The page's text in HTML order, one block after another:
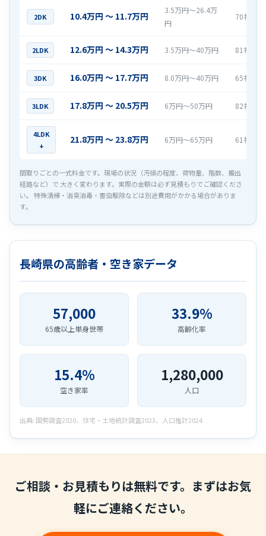
2DK 10.4万円 〜 11.7万円
3.5万円〜26.4万
円
70社
2LDK 12.6万円 〜 14.3万円 3.5万円〜40万円 81社
3DK 16.0万円 〜 17.7万円 8.0万円〜40万円 65社
3LDK 17.8万円 〜 20.5万円 6万円〜50万円 82社
4LDK
+
21.8万円 〜 23.8万円 6万円〜65万円 61社
間取りごとの一式料金です。現場の状況（汚損の程度、荷物量、階数、搬出
経路など）で 大きく変わります。実際の金額は必ず見積もりでご確認くださ
い。 特殊清掃・消臭消毒・害虫駆除などは別途費用がかかる場合がありま
す。
長崎県の高齢者・空き家データ
57,000
65歳以上単身世帯
33.9%
高齢化率
15.4%
空き家率
1,280,000
人口
出典: 国勢調査2020、住宅・土地統計調査2023、人口推計2024
ご相談・お見積もりは無料です。まずはお気
軽にご連絡ください。